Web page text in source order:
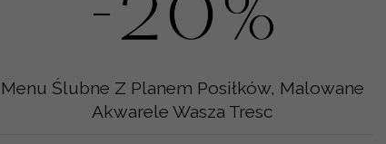
Menu Ślubne Z Planem Posiłków, Malowane
Akwarele Wasza Tresc